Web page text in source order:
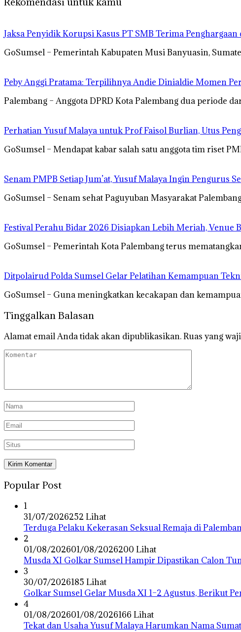
Jaksa Penyidik Korupsi Kasus PT SMB Terima
GoSumsel – Pemerintah Kabupaten Musi Banyuasin,
Peby Anggi Pratama: Terpilihnya Andie Dinialdie Momen
Palembang – Anggota DPRD Kota Palembang dua periode
Perhatian Yusuf Malaya untuk Prof Faisol Burlian, Utus
GoSumsel – Mendapat kabar salah satu anggota tim riset
Senam PMPB Setiap Jum’at, Yusuf Malaya Ingin Pengurus
GoSumsel – Senam sehat Paguyuban Masyarakat
Festival Perahu Bidar 2026 Disiapkan Lebih Meriah, Venue
GoSumsel – Pemerintah Kota Palembang terus
Ditpolairud Polda Sumsel Gelar Pelatihan Kemampuan
GoSumsel – Guna meningkatkan kecakapan dan
Tinggalkan Balasan
Alamat email Anda tidak akan dipublikasikan.Ruas yang
Popular Post
1
31/07/2026252 Lihat
Terduga Pelaku Kekerasan Seksual Remaja di
2
01/08/202601/08/2026200 Lihat
Musda XI Golkar Sumsel Hampir Dipastikan Calon
3
30/07/2026185 Lihat
Golkar Sumsel Gelar Musda XI 1–2 Agustus, Berikut
4
01/08/202601/08/2026166 Lihat
Tekat dan Usaha Yusuf Malaya Harumkan Nama